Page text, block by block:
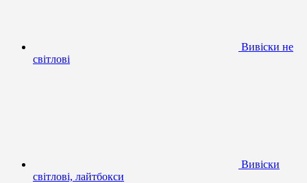
Вивіски не
світлові
Вивіски
світлові, лайтбокси